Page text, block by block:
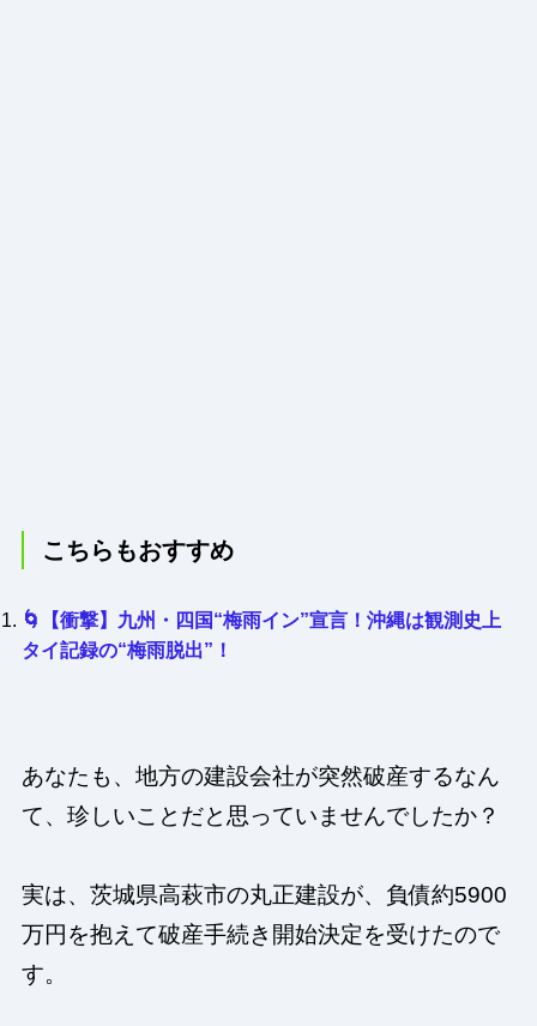
こちらもおすすめ
🌀【衝撃】九州・四国“梅雨イン”宣言！沖縄は観測史上
タイ記録の“梅雨脱出”！
あなたも、地方の建設会社が突然破産するなん
て、珍しいことだと思っていませんでしたか？
実は、茨城県高萩市の丸正建設が、負債約5900
万円を抱えて破産手続き開始決定を受けたので
す。